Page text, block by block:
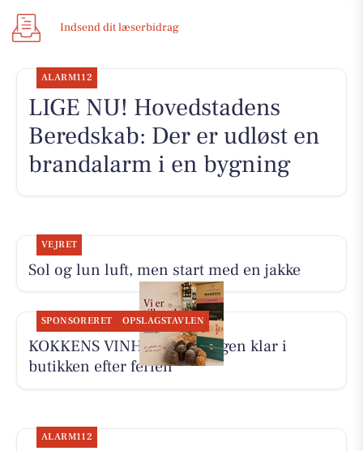
Indsend dit læserbidrag
ALARM112
LIGE NU! Hovedstadens
Beredskab: Der er udløst en
brandalarm i en bygning
VEJRET
Sol og lun luft, men start med en jakke
SPONSORERET OPSLAGSTAVLEN
KOKKENS VINHUS ApS er igen klar i
butikken efter ferien
ALARM112